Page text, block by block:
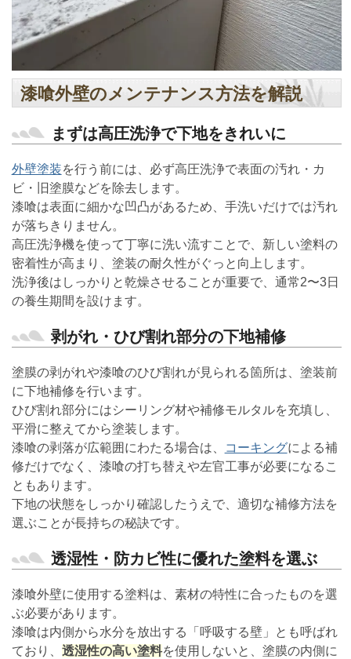
漆喰外壁のメンテナンス方法を解説
まずは高圧洗浄で下地をきれいに
外壁塗装を行う前には、必ず高圧洗浄で表面の汚れ・カ
ビ・旧塗膜などを除去します。
漆喰は表面に細かな凹凸があるため、手洗いだけでは汚れ
が落ちきりません。
高圧洗浄機を使って丁寧に洗い流すことで、新しい塗料の
密着性が高まり、塗装の耐久性がぐっと向上します。
洗浄後はしっかりと乾燥させることが重要で、通常2〜3日
の養生期間を設けます。
剥がれ・ひび割れ部分の下地補修
塗膜の剥がれや漆喰のひび割れが見られる箇所は、塗装前
に下地補修を行います。
ひび割れ部分にはシーリング材や補修モルタルを充填し、
平滑に整えてから塗装します。
漆喰の剥落が広範囲にわたる場合は、
コーキングによる補
修だけでなく、漆喰の打ち替えや左官工事が必要になるこ
ともあります。
下地の状態をしっかり確認したうえで、適切な補修方法を
選ぶことが長持ちの秘訣です。
透湿性・防カビ性に優れた塗料を選ぶ
漆喰外壁に使用する塗料は、素材の特性に合ったものを選
ぶ必要があります。
漆喰は内側から水分を放出する「呼吸する壁」とも呼ばれ
ており、 透湿性の高い塗料を使用しないと、塗膜の内側に